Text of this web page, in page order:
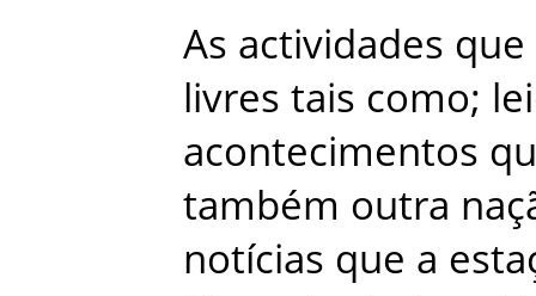
As actividades que
livres tais como;
acontecimentos
também outra
notícias que a